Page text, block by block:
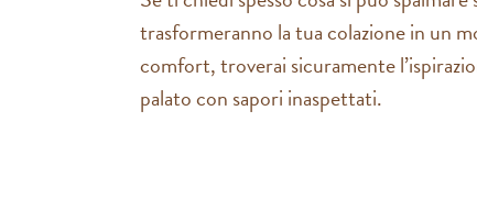
trasformeranno la tua colazione in un
comfort, troverai sicuramente
palato con sapori inaspettati.